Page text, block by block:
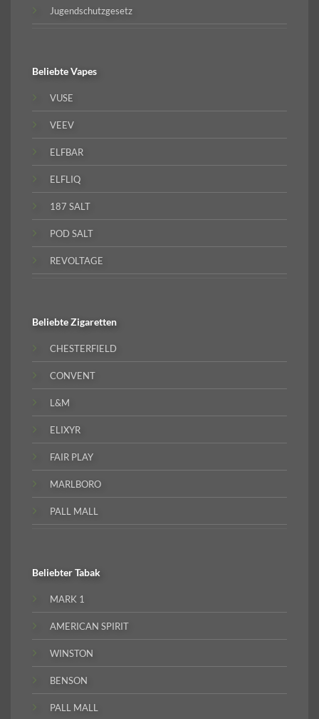
Jugendschutzgesetz
BeliebteVapes
VUSE
VEEV
ELFBAR
ELFLIQ
187 SALT
POD SALT
REVOLTAGE
BeliebteZigaretten
CHESTERFIELD
CONVENT
L&M
ELIXYR
FAIR PLAY
MARLBORO
PALL MALL
BeliebterTabak
MARK 1
AMERICAN SPIRIT
WINSTON
BENSON
PALL MALL